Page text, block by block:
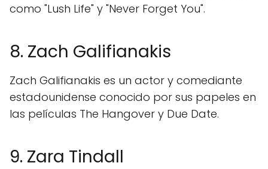
como "Lush Life" y "Never Forget You".
8. Zach Galifianakis
Zach Galifianakis es un actor y comediante
estadounidense conocido por sus papeles en
las películas The Hangover y Due Date.
9. Zara Tindall